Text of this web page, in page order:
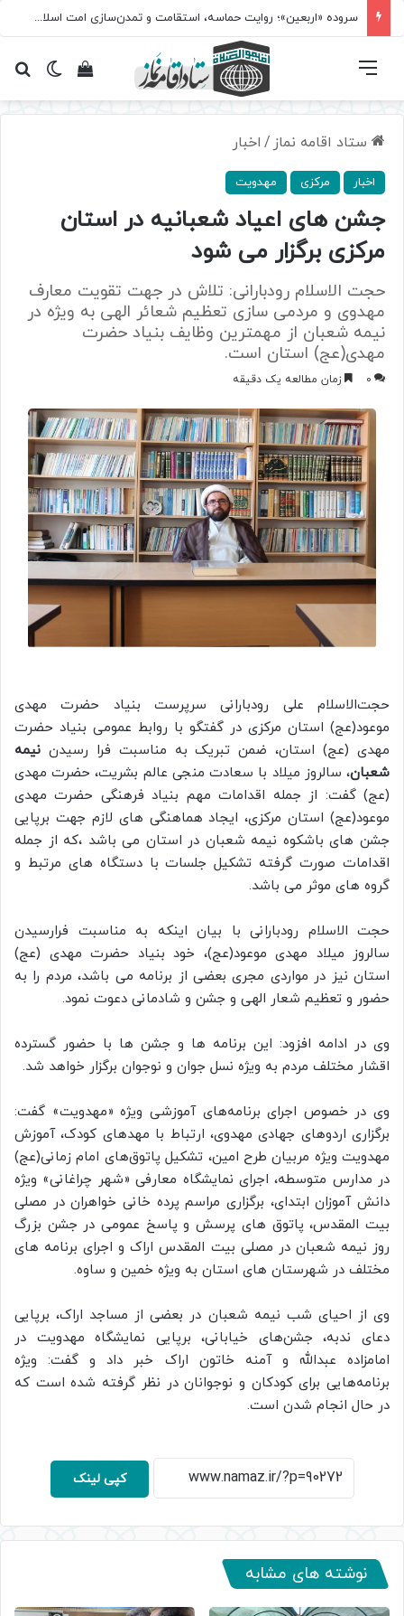
سروده‌ «اربعین»؛ روایت حماسه، استقامت و تمدن‌سازی امت اسلامی
تغییرمشاهده فهرست
ستاد اقامه نماز / اخبار
اخبار مرکزی مهدویت
جشن های اعیاد شعبانیه در استان
مرکزی برگزار می شود
حجت الاسلام رودبارانی: تلاش در جهت تقویت معارف
مهدوی و مردمی سازی تعظیم شعائر الهی به ویژه در
نیمه شعبان از مهمترین وظایف بنیاد حضرت
مهدی(عج) استان است.
0 زمان مطالعه یک دقیقه
حجت‌الاسلام علی رودبارانی سرپرست بنیاد حضرت مهدی
موعود(عج) استان مرکزی در گفتگو با روابط عمومی بنیاد حضرت
مهدی (عج) استان، ضمن تبریک به مناسبت فرا رسیدن نیمه
شعبان، سالروز میلاد با سعادت منجی عالم بشریت، حضرت مهدی
(عج) گفت: از جمله اقدامات مهم بنیاد فرهنگی حضرت مهدی
موعود(عج) استان مرکزی، ایجاد هماهنگی های لازم جهت برپایی
جشن های باشکوه نیمه شعبان در استان می باشد ،که از جمله
اقدامات صورت گرفته تشکیل جلسات با دستگاه های مرتبط و
گروه های موثر می باشد.
حجت الاسلام رودبارانی با بیان اینکه به مناسبت فرارسیدن
سالروز میلاد مهدی موعود(عج)، خود بنیاد حضرت مهدی (عج)
استان نیز در مواردی مجری بعضی از برنامه می باشد، مردم را به
حضور و تعظیم شعار الهی و جشن و شادمانی دعوت نمود.
وی در ادامه افزود: این برنامه ها و جشن ها با حضور گسترده
اقشار مختلف مردم به ویژه نسل جوان و نوجوان برگزار خواهد شد.
وی در خصوص اجرای برنامه‌های آموزشی ویژه «مهدویت» گفت:
برگزاری اردوهای جهادی مهدوی، ارتباط با مهدهای کودک، آموزش
مهدویت ویژه مربیان طرح امین، تشکیل پاتوق‌های امام زمانی(عج)
در مدارس متوسطه، اجرای نمایشگاه معارفی «شهر چراغانی» ویژه
دانش آموزان ابتدای، برگزاری مراسم پرده خانی خواهران در مصلی
بیت المقدس، پاتوق های پرسش و پاسخ عمومی در جشن بزرگ
روز نیمه شعبان در مصلی بیت المقدس اراک و اجرای برنامه های
مختلف در شهرستان های استان به ویژه خمین و ساوه.
وی از احیای شب نیمه شعبان در بعضی از مساجد اراک، برپایی
دعای ندبه، جشن‌های خیابانی، برپایی نمایشگاه مهدویت در
امامزاده عبدالله و آمنه خاتون اراک خبر داد و گفت: ویژه
برنامه‌هایی برای کودکان و نوجوانان در نظر گرفته شده است که
در حال انجام شدن است.
کپی لینک
نوشته های مشابه